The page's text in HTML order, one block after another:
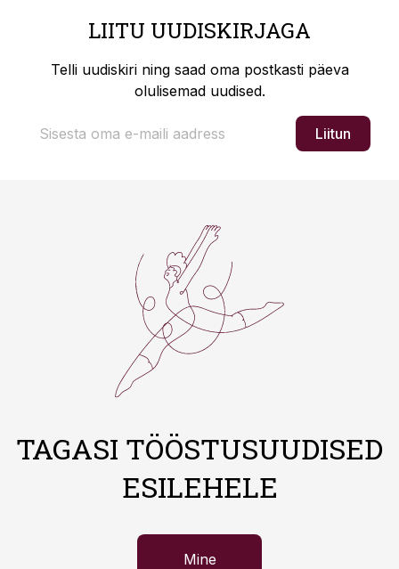
LIITU UUDISKIRJAGA
Telli uudiskiri ning saad oma postkasti päeva
olulisemad uudised.
Liitun
TAGASI TÖÖSTUSUUDISED
ESILEHELE
Mine